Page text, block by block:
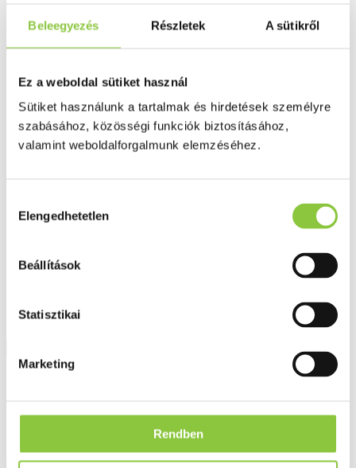
Beleegyezés Részletek A sütikről
Ez a weboldal sütiket használ
Sütiket használunk a tartalmak és hirdetések személyre
szabásához, közösségi funkciók biztosításához,
valamint weboldalforgalmunk elemzéséhez.
kiválasztása
Elengedhetetlen
Beállítások
Statisztikai
Marketing
Rendben
Szív és érrrendszer
Visszér
Koleszterinszint csökkentők, omega 3
Vérnyomás és szív gyógyszerei
Fog és szájápolás
Í́nygyulladás
Fogkrém
Fogfehérítés
Tápszer
C-vitaminok
Vitamin Station C 1000 tabletta csipkebogyóval - 60 db